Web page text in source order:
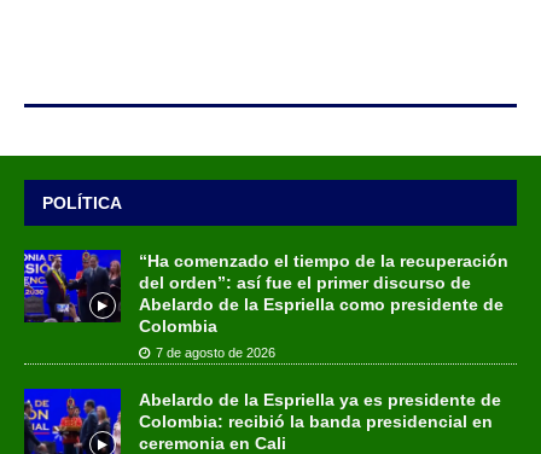
POLÍTICA
“Ha comenzado el tiempo de la recuperación
del orden”: así fue el primer discurso de
Abelardo de la Espriella como presidente de
Colombia
7 de agosto de 2026
Abelardo de la Espriella ya es presidente de
Colombia: recibió la banda presidencial en
ceremonia en Cali